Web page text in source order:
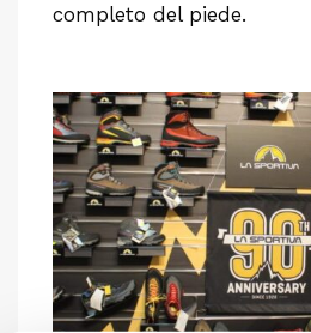
completo del piede.